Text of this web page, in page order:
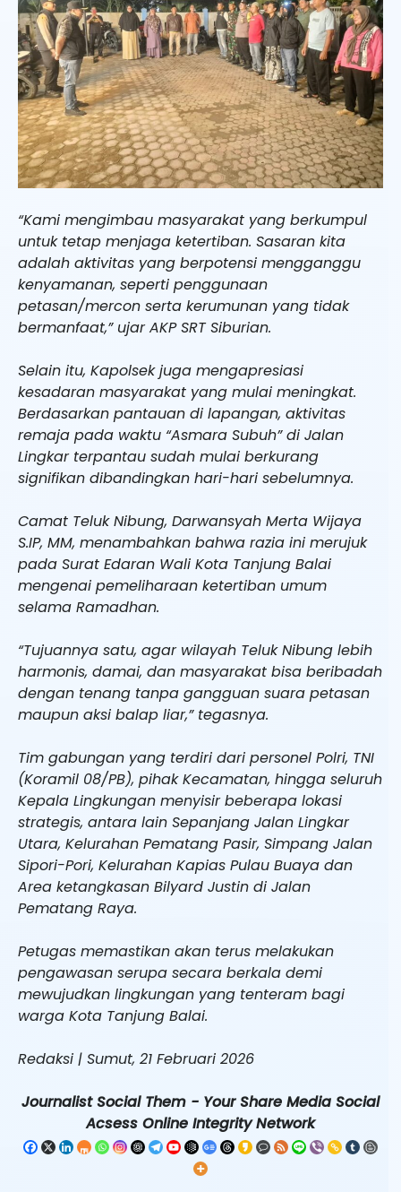
“Kami mengimbau masyarakat yang berkumpul
untuk tetap menjaga ketertiban. Sasaran kita
adalah aktivitas yang berpotensi mengganggu
kenyamanan, seperti penggunaan
petasan/mercon serta kerumunan yang tidak
bermanfaat,” ujar AKP SRT Siburian.
Selain itu, Kapolsek juga mengapresiasi
kesadaran masyarakat yang mulai meningkat.
Berdasarkan pantauan di lapangan, aktivitas
remaja pada waktu “Asmara Subuh” di Jalan
Lingkar terpantau sudah mulai berkurang
signifikan dibandingkan hari-hari sebelumnya.
Camat Teluk Nibung, Darwansyah Merta Wijaya
S.IP, MM, menambahkan bahwa razia ini merujuk
pada Surat Edaran Wali Kota Tanjung Balai
mengenai pemeliharaan ketertiban umum
selama Ramadhan.
“Tujuannya satu, agar wilayah Teluk Nibung lebih
harmonis, damai, dan masyarakat bisa beribadah
dengan tenang tanpa gangguan suara petasan
maupun aksi balap liar,” tegasnya.
Tim gabungan yang terdiri dari personel Polri, TNI
(Koramil 08/PB), pihak Kecamatan, hingga seluruh
Kepala Lingkungan menyisir beberapa lokasi
strategis, antara lain Sepanjang Jalan Lingkar
Utara, Kelurahan Pematang Pasir, Simpang Jalan
Sipori-Pori, Kelurahan Kapias Pulau Buaya dan
Area ketangkasan Bilyard Justin di Jalan
Pematang Raya.
Petugas memastikan akan terus melakukan
pengawasan serupa secara berkala demi
mewujudkan lingkungan yang tenteram bagi
warga Kota Tanjung Balai.
Redaksi | Sumut, 21 Februari 2026
Journalist Social Them - Your Share Media Social
Acsess Online Integrity Network